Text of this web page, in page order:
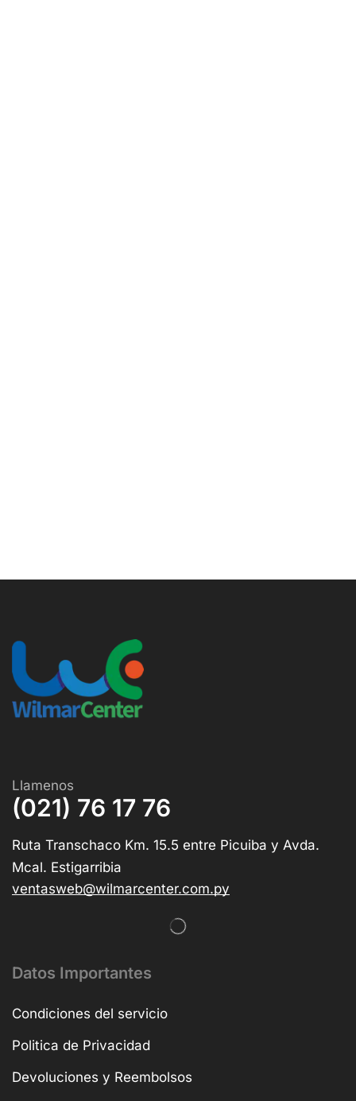
Llamenos
(021) 76 17 76
Ruta Transchaco Km. 15.5 entre Picuiba y Avda.
Mcal. Estigarribia
ventasweb@wilmarcenter.com.py
Datos Importantes
Condiciones del servicio
Politica de Privacidad
Devoluciones y Reembolsos